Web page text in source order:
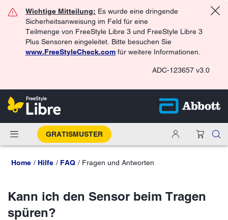
Wichtige Mitteilung: Es wurde eine dringende
Sicherheitsanweisung im Feld für eine
Teilmenge von FreeStyle Libre 3 und FreeStyle Libre 3
Plus Sensoren eingeleitet. Bitte besuchen Sie
www.FreeStyleCheck.com für weitere Informationen.
ADC-123657 v3.0
GRATISMUSTER
Home Hilfe FAQ Fragen und Antworten
Kann ich den Sensor beim Tragen
spüren?